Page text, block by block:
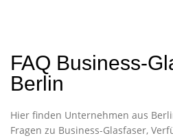
FAQ Business-
Berlin
Hier finden Unternehmen aus
Fragen zu Business-Glasfaser,